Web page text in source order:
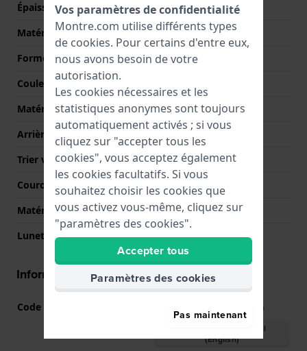
Épaisseur du boîtier
11.6 mm
Matériel du boîtier
Acier inoxydable
Forme du boîtier
Rond
Couleur du boîtier
Matériau du boîtier arrière
Acier inoxydable
Arrière de Boitier
Fond de boîtier vissé
Trier verre
Minéral
Couronne
Couronne de tirer
Matérielle lunette
Acier inoxydable
Lunette tournante
Aucun - Corrigé
Informations mouvement
Code Mouvement )
Télécharger le manuel
(English)
Vos paramètres de confidentialité
Montre.com utilise différents types
de cookies. Pour certains d'entre eux,
nous avons besoin de votre
autorisation.
Les cookies nécessaires et les
statistiques anonymes sont toujours
automatiquement activés ; si vous
cliquez sur "accepter tous les
cookies", vous acceptez également
les cookies facultatifs. Si vous
souhaitez choisir les cookies que
vous activez vous-même, cliquez sur
"paramètres des cookies".
Accepter tous
Paramètres des cookies
Pas maintenant